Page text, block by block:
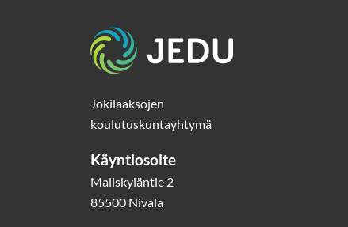
Etusivu
Jokilaaksojen
koulutuskuntayhtymä
Käyntiosoite
Maliskyläntie 2
85500 Nivala